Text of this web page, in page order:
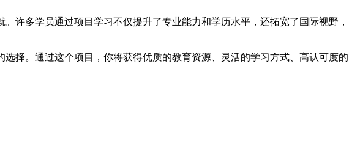
许多学员通过项目学习不仅提升了专业能力和学历水平，还拓宽了国际视野，
择。通过这个项目，你将获得优质的教育资源、灵活的学习方式、高认可度的